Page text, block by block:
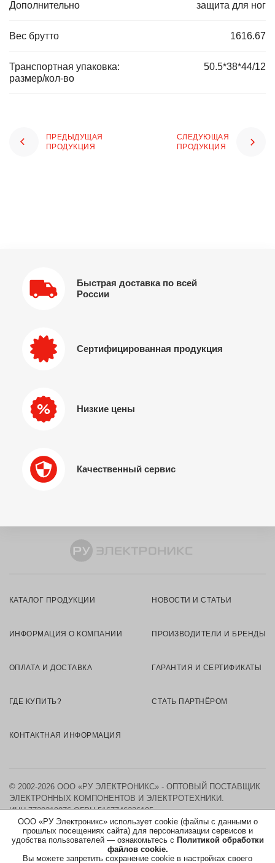
Дополнительно защита для ног
Вес брутто 1616.67
Транспортная упаковка:
размер/кол-во
50.5*38*44/12
ПРЕДЫДУЩАЯ
ПРОДУКЦИЯ
СЛЕДУЮЩАЯ
ПРОДУКЦИЯ
Быстрая доставка по всей
России
Сертифицированная продукция
Низкие цены
Качественный сервис
ООО «РУ Электроникс» использует cookie (файлы с данными о
прошлых посещениях сайта) для персонализации сервисов и
удобства пользователей — ознакомьтесь с Политикой обработки
файлов cookie.
Вы можете запретить сохранение cookie в настройках своего
КАТАЛОГ ПРОДУКЦИИ НОВОСТИ И СТАТЬИ
ИНФОРМАЦИЯ О КОМПАНИИ ПРОИЗВОДИТЕЛИ И БРЕНДЫ
ОПЛАТА И ДОСТАВКА ГАРАНТИЯ И СЕРТИФИКАТЫ
ГДЕ КУПИТЬ? СТАТЬ ПАРТНЁРОМ
КОНТАКТНАЯ ИНФОРМАЦИЯ
© 2002-2026 ООО «РУ ЭЛЕКТРОНИКС» - ОПТОВЫЙ ПОСТАВЩИК
ЭЛЕКТРОННЫХ КОМПОНЕНТОВ И ЭЛЕКТРОТЕХНИКИ.
ИНН 7730219976 ОГРН 5167746326105
КАРТА САЙТА
ПОЛИТИКА ОБРАБОТКИ ПЕРСОНАЛЬНЫХ ДАННЫХ